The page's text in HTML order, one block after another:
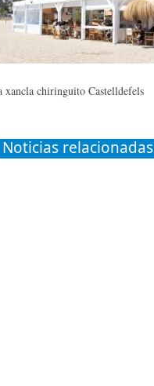
xancla chiringuito Castelldefels
Noticias relacionadas